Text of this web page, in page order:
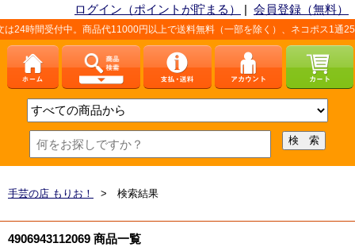
ログイン（ポイントが貯まる） | 会員登録（無料）
時間受付中。商品代11000円以上で送料無料（一部を除く）、ネコポス1通
手芸の店 もりお！ > 検索結果
4906943112069 商品一覧